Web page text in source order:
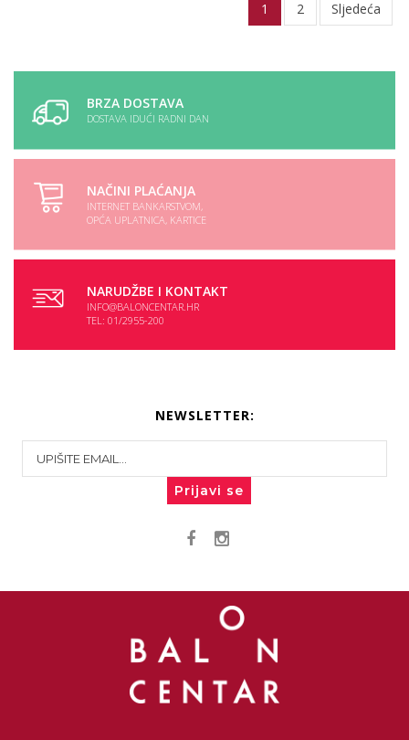
1 2 Sljedeća
BRZA DOSTAVA
DOSTAVA IDUĆI RADNI DAN
NAČINI PLAĆANJA
INTERNET BANKARSTVOM,
OPĆA UPLATNICA, KARTICE
NARUDŽBE I KONTAKT
INFO@BALONCENTAR.HR
TEL: 01/2955-200
NEWSLETTER:
Prijavi se